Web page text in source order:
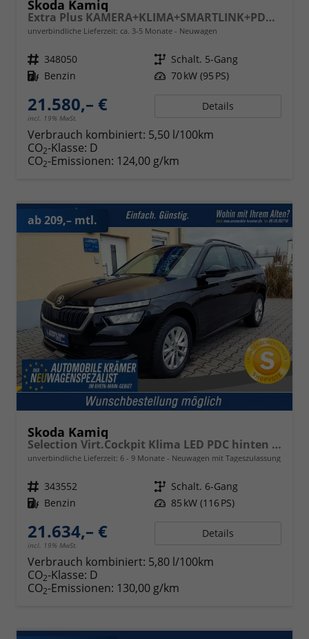
Skoda Kamiq
Extra Plus KAMERA+KLIMA+SMARTLINK+PDC+LED+TEMPOMAT
unverbindliche Lieferzeit: ca. 3-5 Monate Neuwagen
Fahrzeugnr. 348050 Getriebe Schalt. 5-Gang
Kraftstoff Benzin Leistung 70 kW (95 PS)
21.580,– €
incl. 19% MwSt.
Details
Verbrauch kombiniert: 5,50 l/100km
CO2-Klasse: D
CO2-Emissionen: 124,00 g/km
ab 209,– mtl.
Skoda Kamiq
Selection Virt.Cockpit Klima LED PDC hinten Sitzheizung
unverbindliche Lieferzeit: 6 - 9 Monate Neuwagen mit Tageszulassung
Fahrzeugnr. 343552 Getriebe Schalt. 6-Gang
Kraftstoff Benzin Leistung 85 kW (116 PS)
21.634,– €
incl. 19% MwSt.
Details
Verbrauch kombiniert: 5,80 l/100km
CO2-Klasse: D
CO2-Emissionen: 130,00 g/km